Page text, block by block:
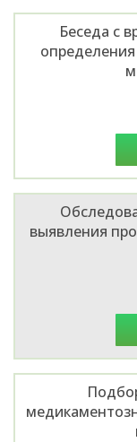
Беседа с
выявления